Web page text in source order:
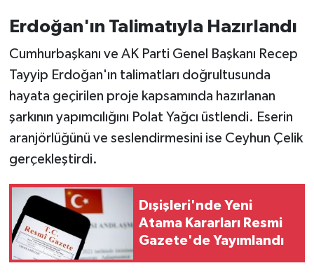
Erdoğan'ın Talimatıyla Hazırlandı
Cumhurbaşkanı ve AK Parti Genel Başkanı Recep
Tayyip Erdoğan'ın talimatları doğrultusunda
hayata geçirilen proje kapsamında hazırlanan
şarkının yapımcılığını Polat Yağcı üstlendi. Eserin
aranjörlüğünü ve seslendirmesini ise Ceyhun Çelik
gerçekleştirdi.
Dışişleri'nde Yeni
Atama Kararları Resmi
Gazete'de Yayımlandı